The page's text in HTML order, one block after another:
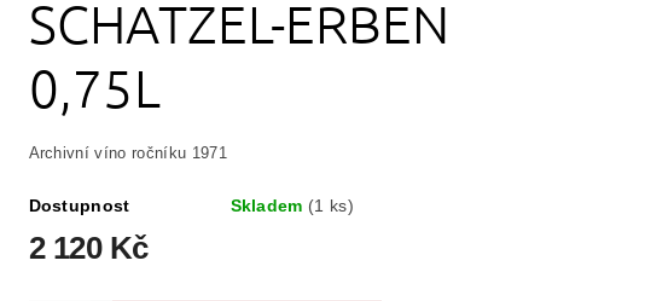
SCHATZEL-ERBEN
0,75L
Archivní víno ročníku 1971
Dostupnost Skladem (1 ks)
2 120 Kč